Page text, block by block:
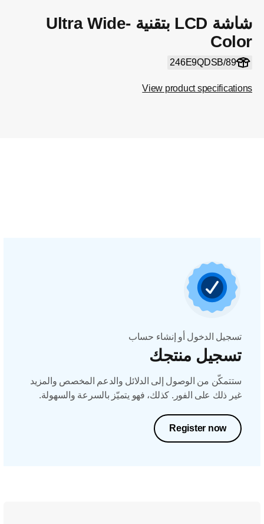
شاشة LCD بتقنية Ultra Wide-
Color
246E9QDSB/89
View product specifications
تسجيل الدخول أو إنشاء حساب
تسجيل منتجك
ستتمكّن من الوصول إلى الدلائل والدعم المخصص والمزيد
غير ذلك على الفور. كذلك، فهو يتميّز بالسرعة والسهولة.
Register now